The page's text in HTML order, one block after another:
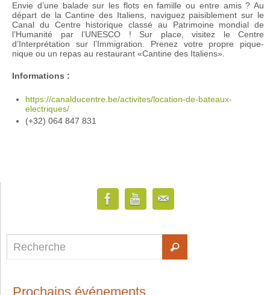
Envie d’une balade sur les flots en famille ou entre amis ? Au
départ de la Cantine des Italiens, naviguez paisiblement sur le
Canal du Centre historique classé au Patrimoine mondial de
l’Humanité par l’UNESCO ! Sur place, visitez le Centre
d’Interprétation sur l’Immigration. Prenez votre propre pique-
nique ou un repas au restaurant «Cantine des Italiens».
Informations :
https://canalducentre.be/activites/location-de-bateaux-
electriques/
(+32) 064 847 831
Prochains événements